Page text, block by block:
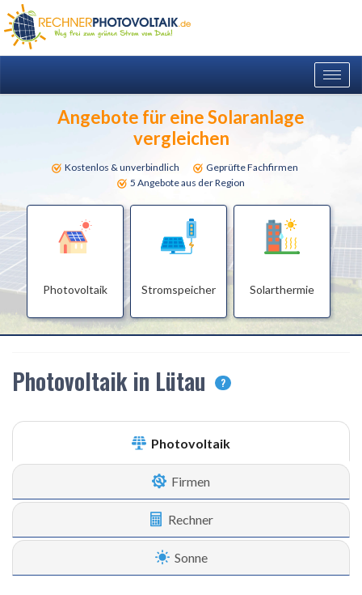
Angebote für eine Solaranlage
vergleichen
Kostenlos & unverbindlich
Geprüfte Fachfirmen
5 Angebote aus der Region
Photovoltaik Stromspeicher Solarthermie
Photovoltaik in Lütau ?
Photovoltaik
Firmen
Rechner
Sonne